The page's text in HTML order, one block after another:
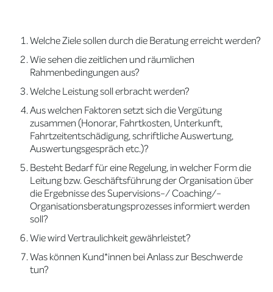
Welche Ziele sollen durch die Beratung erreicht werden?
Wie sehen die zeitlichen und räumlichen
Rahmenbedingungen aus?
Welche Leistung soll erbracht werden?
Aus welchen Faktoren setzt sich die Vergütung
zusammen (Honorar, Fahrtkosten, Unterkunft,
Fahrtzeitentschädigung, schriftliche Auswertung,
Auswertungsgespräch etc.)?
Besteht Bedarf für eine Regelung, in welcher Form die
Leitung bzw. Geschäftsführung der Organisation über
die Ergebnisse des Supervisions-/ Coaching/-
Organisationsberatungsprozesses informiert werden
soll?
Wie wird Vertraulichkeit gewährleistet?
Was können Kund*innen bei Anlass zur Beschwerde
tun?